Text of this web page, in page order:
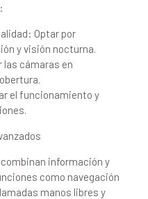
Optar por
y visión nocturna.
cámaras en
el funcionamiento y
información y
como navegación
manos libres y